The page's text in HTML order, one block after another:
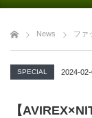
News ファ
SPECIAL 2024-
【